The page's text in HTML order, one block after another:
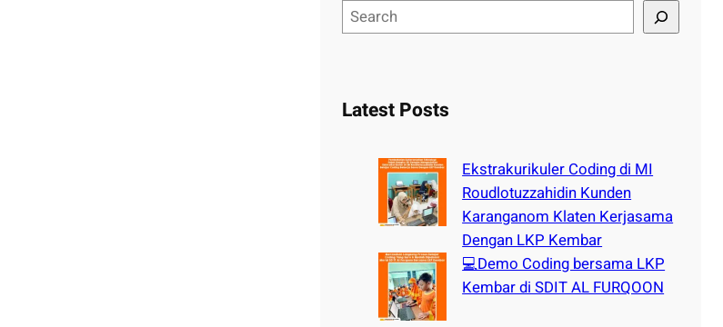
e
cLatest Posts
Ekstrakurikuler Coding di MI
Roudlotuzzahidin Kunden
Karanganom Klaten Kerjasama
Dengan LKP Kembar
💻Demo Coding bersama LKP
Kembar di SDIT AL FURQOON